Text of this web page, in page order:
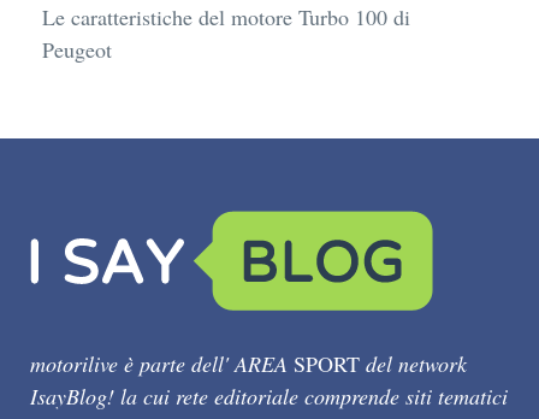
Le caratteristiche del motore Turbo 100 di
Peugeot
motorilive è parte dell' AREA SPORT del network
IsayBlog! la cui rete editoriale comprende siti tematici